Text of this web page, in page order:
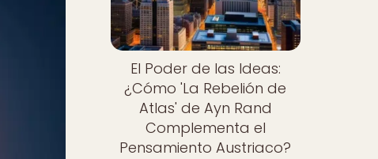
El Poder de las Ideas:
¿Cómo 'La Rebelión de
Atlas' de Ayn Rand
Complementa el
Pensamiento Austriaco?